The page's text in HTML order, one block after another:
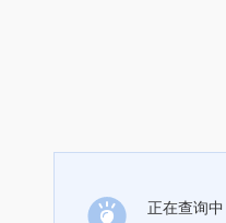
正在查询